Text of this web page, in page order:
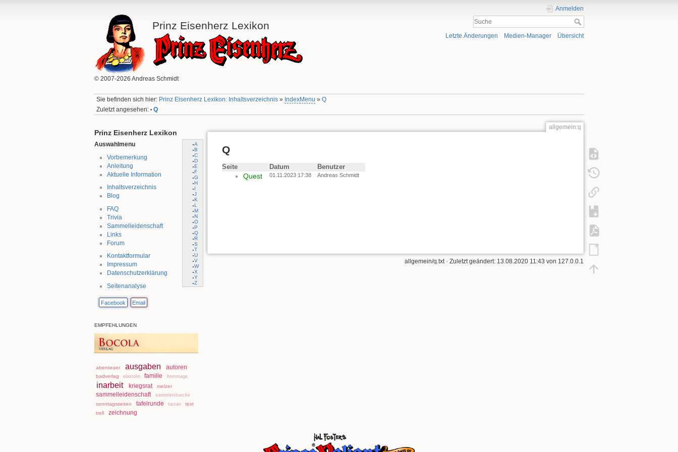
Prinz Eisenherz Lexikon
© 2007-2026 Andreas Schmidt
Anmelden
Letzte Änderungen Medien-Manager Übersicht
Sie befinden sich hier: Prinz Eisenherz Lexikon: Inhaltsverzeichnis » IndexMenu »Q
Zuletzt angesehen: • Q
Prinz Eisenherz Lexikon
Auswahlmenu
A
B
C
D
E
F
G
H
I
J
K
L
M
N
O
P
Q
R
S
T
U
V
W
X
Y
Z
Vorbemerkung
Anleitung
Aktuelle Information
Inhaltsverzeichnis
Blog
FAQ
Trivia
Sammelleidenschaft
Links
Forum
Kontaktformular
Impressum
Datenschutzerklärung
Seitenanalyse
Facebook Email
EMPFEHLUNGEN
abenteuer ausgaben autoren
badverlag elastolin familie hommage
inarbeit kriegsrat melzer
sammelleidenschaft sammlerstuecke
sonntagsseiten tafelrunde tarzan
text
trell
zeichnung
allgemein:q
Q
Seite Datum Benutzer
Quest 01.11.2023 17:38 Andreas Schmidt
allgemein/q.txt· Zuletzt geändert: 13.08.2020 11:43 von 127.0.0.1